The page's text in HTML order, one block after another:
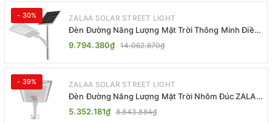
- 30% ZALAA SOLAR STREET LIGHT
Đèn Đường Năng Lượng Mặt Trời Thông Minh Điều
Khiển MPPT ZL-GMX01 ZALAA
9.794.380₫ 14.062.870₫
- 39% ZALAA SOLAR STREET LIGHT
Đèn Đường Năng Lượng Mặt Trời Nhôm Đúc ZALAA
ZL-BWH Cao Cấp IP65
5.352.181₫ 8.843.884₫